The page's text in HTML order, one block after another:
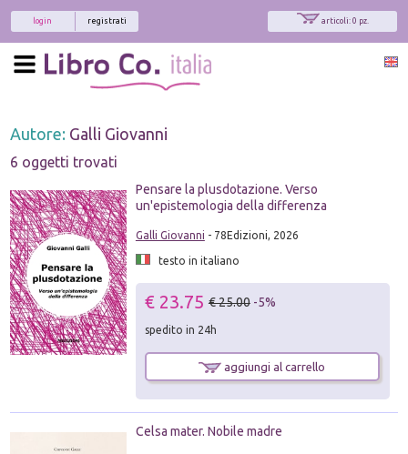
articoli: 0 pz.
registrati
login
Autore: Galli Giovanni
6 oggetti trovati
Pensare la plusdotazione. Verso
un'epistemologia della differenza
Galli Giovanni - 78Edizioni, 2026
testo in italiano
€ 23.75 € 25.00 -5%
spedito in 24h
aggiungi al carrello
Celsa mater. Nobile madre